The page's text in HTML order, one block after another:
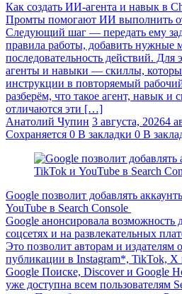
Как создать ИИ-агента и навык в
Промты помогают ИИ выполнить
Следующий шаг — передать ему
правила работы, добавить нужные
последовательность действий. Для
агенты и навыки — скиллы,
инструкции в повторяемый
разберём, что такое агент, навык и
отличаются эти […]
Анатолий Чупин 3 августа, 20264
Сохраняется 0 В закладки 0 В
Google позволит добавлять
YouTube в Search Console
Google анонсировала возможность
соцсетях и на развлекательных
Это позволит авторам и издателям
публикации в Instagram*, TikTok, X
Google Поиске, Discover и Google
уже доступна всем пользователям